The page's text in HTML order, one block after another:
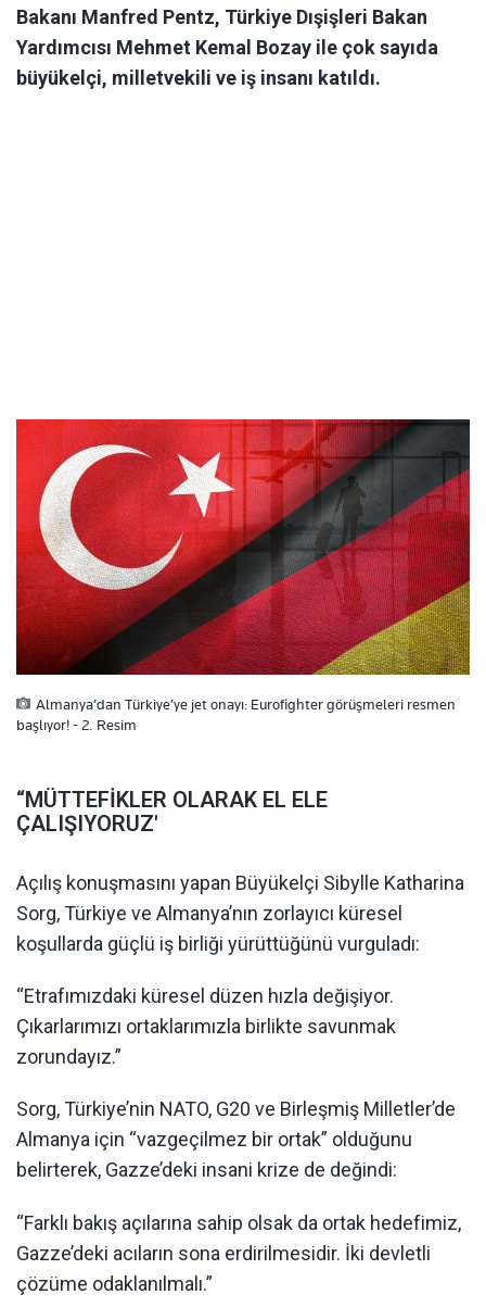
Bakanı Manfred Pentz, Türkiye Dışişleri Bakan
Yardımcısı Mehmet Kemal Bozay ile çok sayıda
büyükelçi, milletvekili ve iş insanı katıldı.
Almanya’dan Türkiye’ye jet onayı: Eurofighter görüşmeleri resmen
başlıyor! - 2. Resim
“MÜTTEFİKLER OLARAK EL ELE
ÇALIŞIYORUZ'
Açılış konuşmasını yapan Büyükelçi Sibylle Katharina
Sorg, Türkiye ve Almanya’nın zorlayıcı küresel
koşullarda güçlü iş birliği yürüttüğünü vurguladı:
“Etrafımızdaki küresel düzen hızla değişiyor.
Çıkarlarımızı ortaklarımızla birlikte savunmak
zorundayız.”
Sorg, Türkiye’nin NATO, G20 ve Birleşmiş Milletler’de
Almanya için “vazgeçilmez bir ortak” olduğunu
belirterek, Gazze’deki insani krize de değindi:
“Farklı bakış açılarına sahip olsak da ortak hedefimiz,
Gazze’deki acıların sona erdirilmesidir. İki devletli
çözüme odaklanılmalı.”